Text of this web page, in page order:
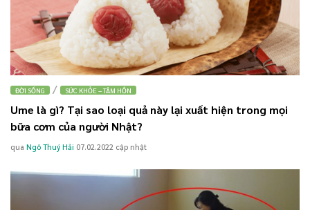
ĐỜI SỐNG / SỨC KHỎE – TÂM HỒN
Ume là gì? Tại sao loại quả này lại xuất hiện trong mọi
bữa cơm của người Nhật?
qua Ngô Thuý Hải 07.02.2022 cập nhật